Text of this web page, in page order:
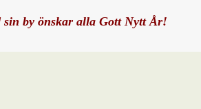
by önskar alla Gott Nytt År!